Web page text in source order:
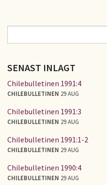
SÖKFORMULÄR
SENAST INLAGT
Chilebulletinen 1991:4
CHILEBULLETINEN 29 AUG
Chilebulletinen 1991:3
CHILEBULLETINEN 29 AUG
Chilebulletinen 1991:1-2
CHILEBULLETINEN 29 AUG
Chilebulletinen 1990:4
CHILEBULLETINEN 29 AUG